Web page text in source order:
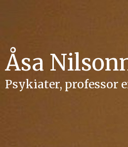
Åsa
Psykiater, professor